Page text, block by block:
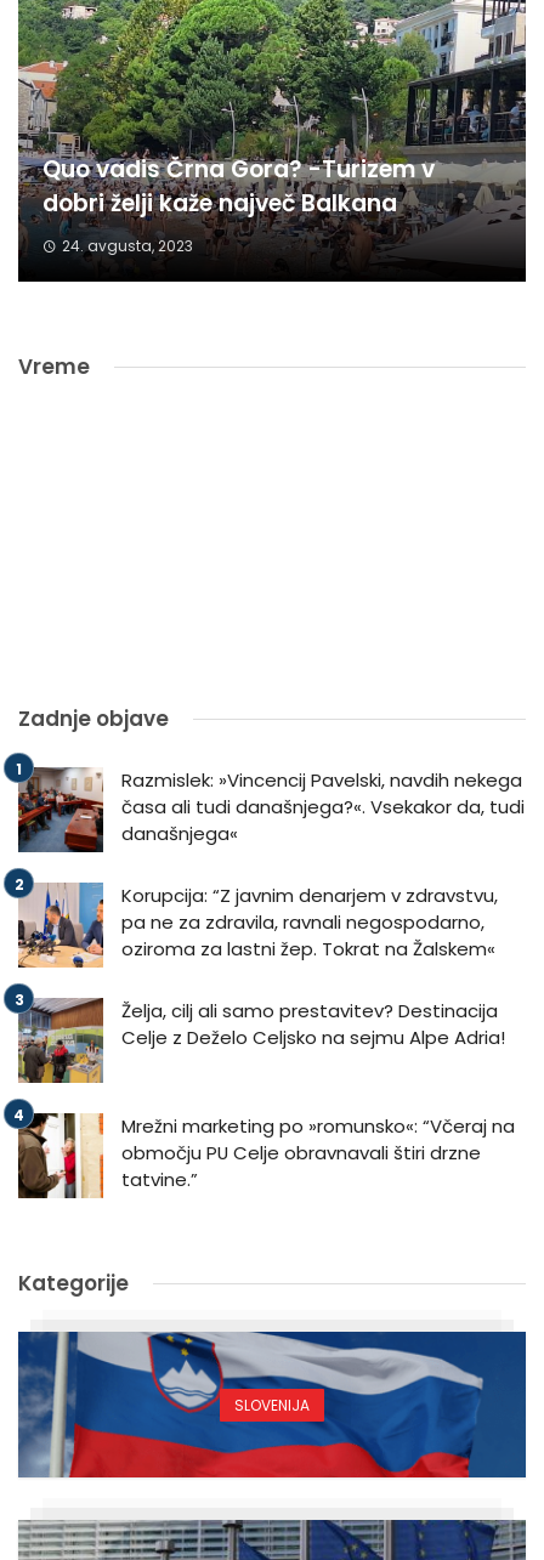
Quo vadis Črna Gora? -Turizem v
dobri želji kaže največ Balkana
24. avgusta, 2023
Vreme
Zadnje objave
Razmislek: »Vincencij Pavelski, navdih nekega
časa ali tudi današnjega?«. Vsekakor da, tudi
današnjega«
Korupcija: “Z javnim denarjem v zdravstvu,
pa ne za zdravila, ravnali negospodarno,
oziroma za lastni žep. Tokrat na Žalskem«
Želja, cilj ali samo prestavitev? Destinacija
Celje z Deželo Celjsko na sejmu Alpe Adria!
Mrežni marketing po »romunsko«: “Včeraj na
območju PU Celje obravnavali štiri drzne
tatvine.”
Kategorije
SLOVENIJA